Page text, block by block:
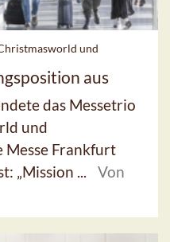
und
aus
das Messetrio
und
Frankfurt
„Mission ...
Von